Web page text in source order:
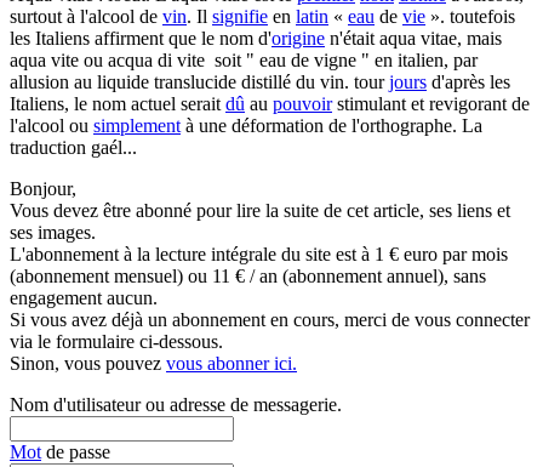
surtout à l'alcool de vin. Il signifie en latin « eau de vie ». toutefois
les Italiens affirment que le nom d'origine n'était aqua vitae, mais
aqua vite ou acqua di vite soit " eau de vigne " en italien, par
allusion au liquide translucide distillé du vin. tourjours d'après les
Italiens, le nom actuel serait dû au pouvoirstimulant et revigorant de
l'alcool ou simplement à une déformation de l'orthographe. La
traduction gaél...
Bonjour,
Vous devez être abonné pour lire la suite de cet article, ses liens et
ses images.
L'abonnement à la lecture intégrale du site est à 1 € euro par mois
(abonnement mensuel) ou 11 € / an (abonnement annuel), sans
engagement aucun.
Si vous avez déjà un abonnement en cours, merci de vous connecter
via le formulaire ci-dessous.
Sinon, vous pouvez vous abonner ici.
Nom d'utilisateur ou adresse de messagerie.
Mot de passe